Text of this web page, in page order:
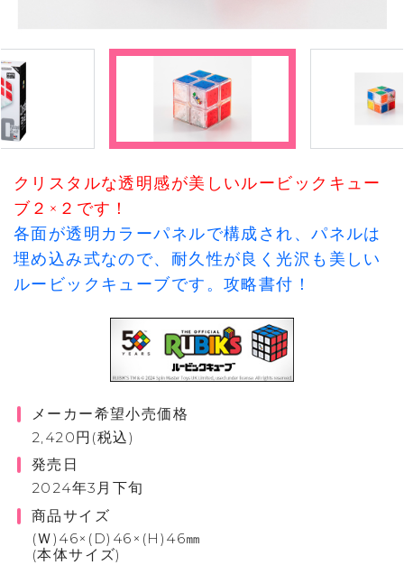
クリスタルな透明感が美しいルービックキュー
ブ２×２です！
各面が透明カラーパネルで構成され、パネルは
埋め込み式なので、耐久性が良く光沢も美しい
ルービックキューブです。攻略書付！
メーカー希望小売価格
2,420円(税込)
発売日
2024年3月下旬
商品サイズ
(Ｗ)46×(D)46×(H)46㎜
(本体サイズ)